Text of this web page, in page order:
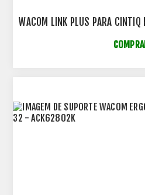
WACOM LINK PLUS PARA